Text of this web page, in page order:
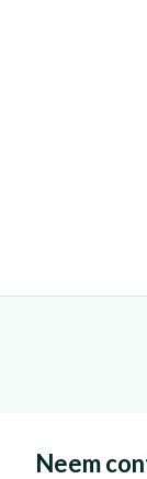
Neem